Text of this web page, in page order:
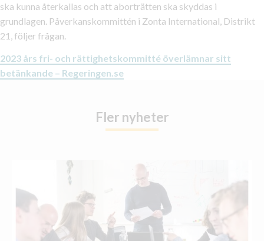
ska kunna återkallas och att aborträtten ska skyddas i
grundlagen. Påverkanskommittén i Zonta International, Distrikt
21, följer frågan.
2023 års fri- och rättighetskommitté överlämnar sitt
betänkande – Regeringen.se
Fler nyheter